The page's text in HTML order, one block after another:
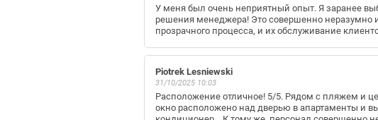
У меня был очень неприятный опыт. Я заранее
решения менеджера! Это совершенно неразумно
прозрачного процесса, и их обслуживание
Piotrek Lesniewski
31/10/2025 10:03
Расположение отличное! 5/5. Рядом с пляжем и
окно расположено над дверью в апартаменты и